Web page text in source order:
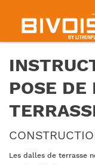
POSE
Les dalles de terrasse